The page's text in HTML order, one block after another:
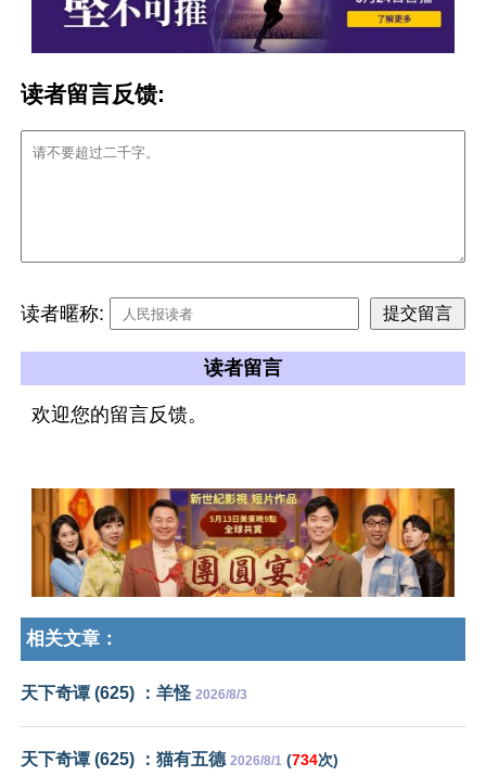
读者留言反馈:
读者暱称:
读者留言
欢迎您的留言反馈。
相关文章：
天下奇谭 (625) ：羊怪 2026/8/3
天下奇谭 (625) ：猫有五德 2026/8/1 (734次)